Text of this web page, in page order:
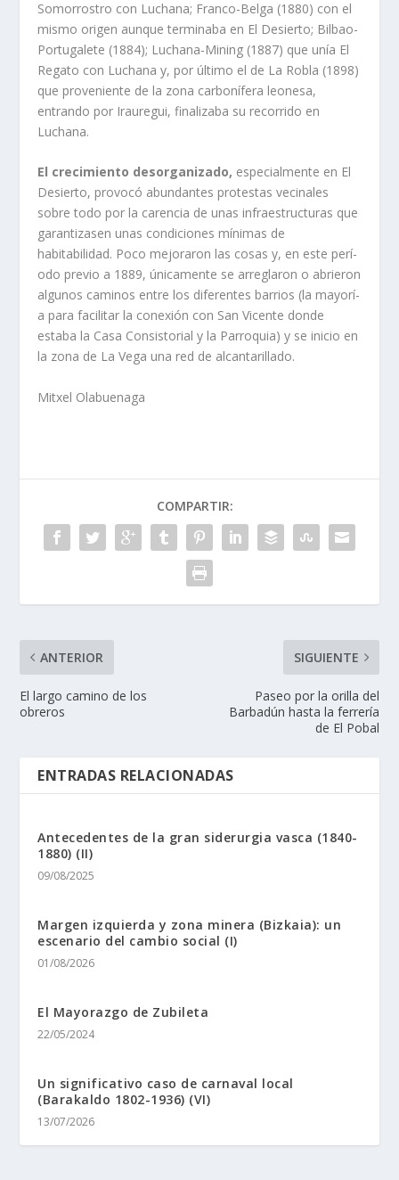
Somorrostro con Luchana; Franco-Belga (1880) con el
mismo origen aunque terminaba en El Desierto; Bilbao-
Portugalete (1884); Luchana-Mining (1887) que uní­a El
Regato con Luchana y, por último el de La Robla (1898)
que proveniente de la zona carboní­fera leonesa,
entrando por Irauregui, finalizaba su recorrido en
Luchana.
El crecimiento desorganizado, especialmente en El
Desierto, provocó abundantes protestas vecinales
sobre todo por la carencia de unas infraestructuras que
garantizasen unas condiciones mí­nimas de
habitabilidad. Poco mejoraron las cosas y, en este perí­
odo previo a 1889, únicamente se arreglaron o abrieron
algunos caminos entre los diferentes barrios (la mayorí­
a para facilitar la conexión con San Vicente donde
estaba la Casa Consistorial y la Parroquia) y se inicio en
la zona de La Vega una red de alcantarillado.
Mitxel Olabuenaga
COMPARTIR:
ANTERIOR
El largo camino de los
obreros
SIGUIENTE
Paseo por la orilla del
Barbadún hasta la ferrerí­a
de El Pobal
ENTRADAS RELACIONADAS
Antecedentes de la gran siderurgia vasca (1840-
1880) (II)
09/08/2025
Margen izquierda y zona minera (Bizkaia): un
escenario del cambio social (I)
01/08/2026
El Mayorazgo de Zubileta
22/05/2024
Un significativo caso de carnaval local
(Barakaldo 1802-1936) (VI)
13/07/2026